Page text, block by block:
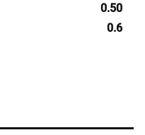
0.50
0.6